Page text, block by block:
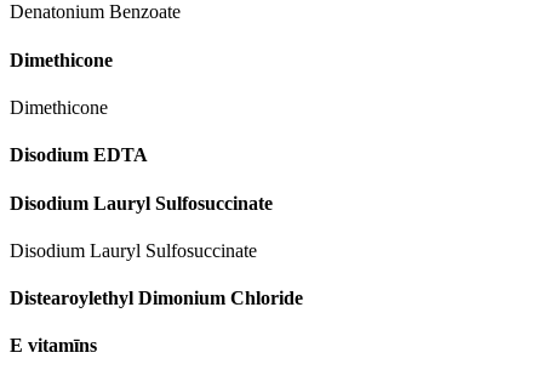
Denatonium Benzoate
Dimethicone
Dimethicone
Disodium EDTA
Disodium Lauryl Sulfosuccinate
Disodium Lauryl Sulfosuccinate
Distearoylethyl Dimonium Chloride
E vitamīns